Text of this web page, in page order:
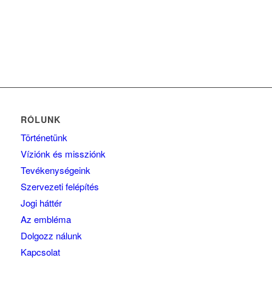
RÓLUNK
Történetünk
Víziónk és missziónk
Tevékenységeink
Szervezeti felépítés
Jogi háttér
Az embléma
Dolgozz nálunk
Kapcsolat